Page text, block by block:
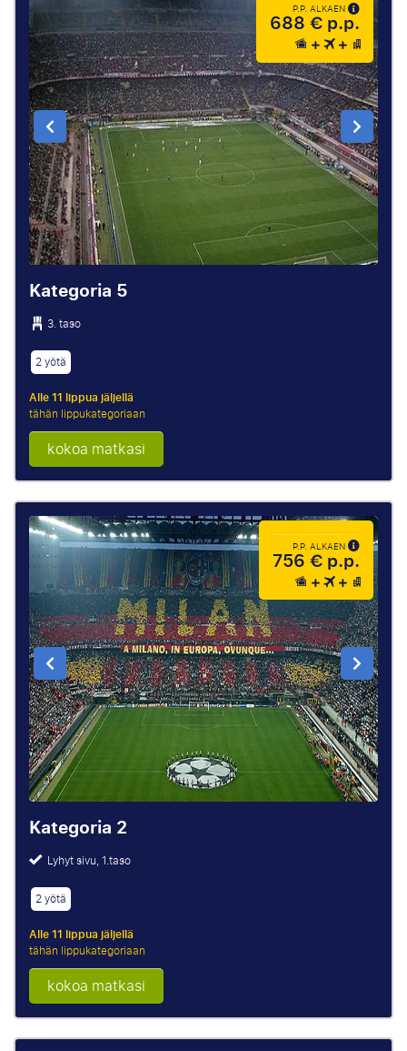
P.P. ALKAEN
688 € p.p.
Kategoria 5
3. taso
2 yötä
Alle 11 lippua jäljellä
tähän lippukategoriaan
kokoa matkasi
P.P. ALKAEN
756 € p.p.
Kategoria 2
Lyhyt sivu, 1.taso
2 yötä
Alle 11 lippua jäljellä
tähän lippukategoriaan
kokoa matkasi